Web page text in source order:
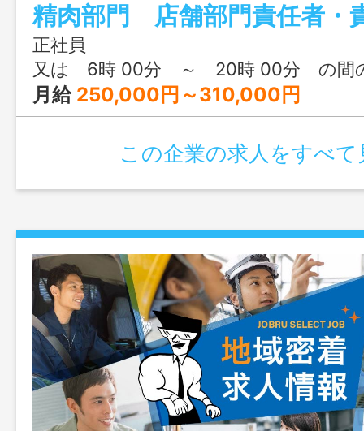
先。 未経験者の担当部門は採用時に会社
す。 【業務範囲：変更あり、配置換
先店舗は異動あり（通勤時間片道１時間
正社員
又は 6時 00分 ～ 20時 00分 の間
月給 250,000円～310,000円
この企業の求人をすべて